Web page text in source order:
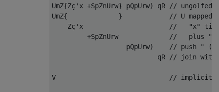
UmZ{Zç'x +SpZnUrw} pQpUrw) qR // ungolfed
UmZ{             }            // U mapped
Zç'x                      //   "x"
+SpZnUrw             //   plus "
pQpUrw)    // push "
qR // join with
V                             // implicit: